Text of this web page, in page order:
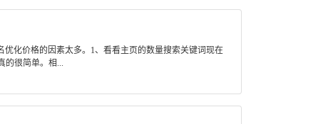
化价格的因素太多。1、看看主页的数量搜索关键词现在
的很简单。相...